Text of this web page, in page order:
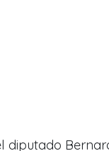
diputado